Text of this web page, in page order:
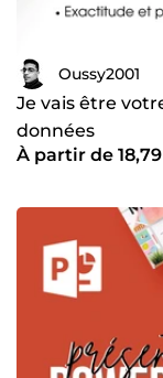
Oussy2001
Je vais être
données
À partir de